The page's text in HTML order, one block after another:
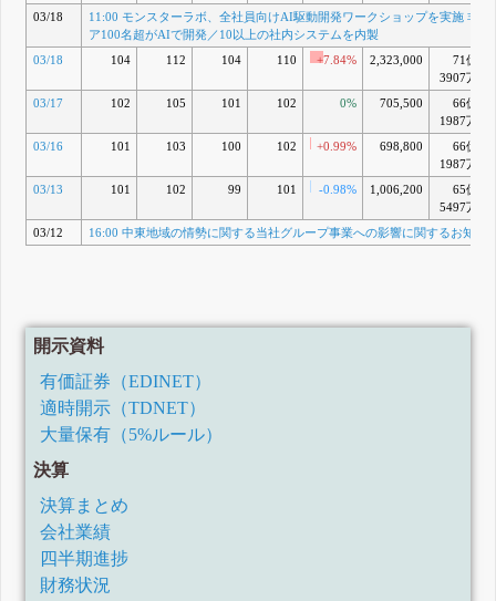
03/18
11:00 モンスターラボ、全社員向けAI駆動開発ワークショップを実施 非エ
ア100名超がAIで開発／10以上の社内システムを内製
03/18
104 112 104 110 +7.84% 2,323,000
71億
3907万
03/17
102 105 101 102 0% 705,500
66億
1987万
03/16 101 103 100 102 +0.99% 698,800
66億
1987万
03/13 101 102 99 101 -0.98% 1,006,200
65億
5497万
03/12 16:00 中東地域の情勢に関する当社グループ事業への影響に関するお知ら
開示資料
有価証券（EDINET）
適時開示（TDNET）
大量保有（5%ルール）
決算
決算まとめ
会社業績
四半期進捗
財務状況